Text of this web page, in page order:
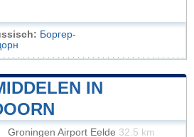
Боргер-
IN
Groningen Airport Eelde 32.5 km